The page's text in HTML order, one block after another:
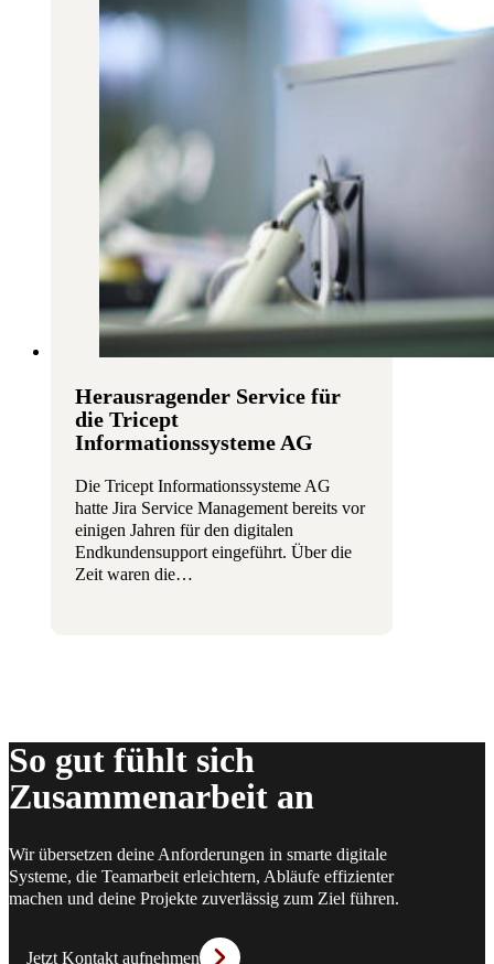
Herausragender Service für
die Tricept
Informationssysteme AG
Die Tricept Informationssysteme AG
hatte Jira Service Management bereits vor
einigen Jahren für den digitalen
Endkundensupport eingeführt. Über die
Zeit waren die…
So gut fühlt sich
Zusammenarbeit an
Wir übersetzen deine Anforderungen in smarte digitale
Systeme, die Teamarbeit erleichtern, Abläufe effizienter
machen und deine Projekte zuverlässig zum Ziel führen.
Jetzt Kontakt aufnehmen